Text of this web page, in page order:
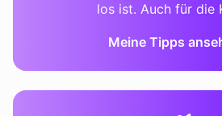
los ist. Auch für die
Meine Tipps